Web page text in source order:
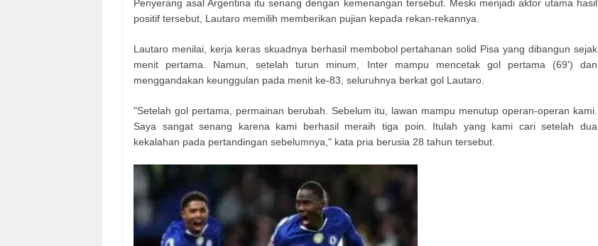
Penyerang asal Argentina itu senang dengan kemenangan tersebut. Meski menjadi aktor utama hasil
positif tersebut, Lautaro memilih memberikan pujian kepada rekan-rekannya.
Lautaro menilai, kerja keras skuadnya berhasil membobol pertahanan solid Pisa yang dibangun sejak
menit pertama. Namun, setelah turun minum, Inter mampu mencetak gol pertama (69') dan
menggandakan keunggulan pada menit ke-83, seluruhnya berkat gol Lautaro.
"Setelah gol pertama, permainan berubah. Sebelum itu, lawan mampu menutup operan-operan kami.
Saya sangat senang karena kami berhasil meraih tiga poin. Itulah yang kami cari setelah dua
kekalahan pada pertandingan sebelumnya," kata pria berusia 28 tahun tersebut.